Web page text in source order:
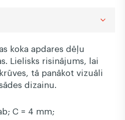
koka apdares dēļu
Lielisks risinājums, lai
tā panākot vizuāli
dizainu.
C = 4 mm;